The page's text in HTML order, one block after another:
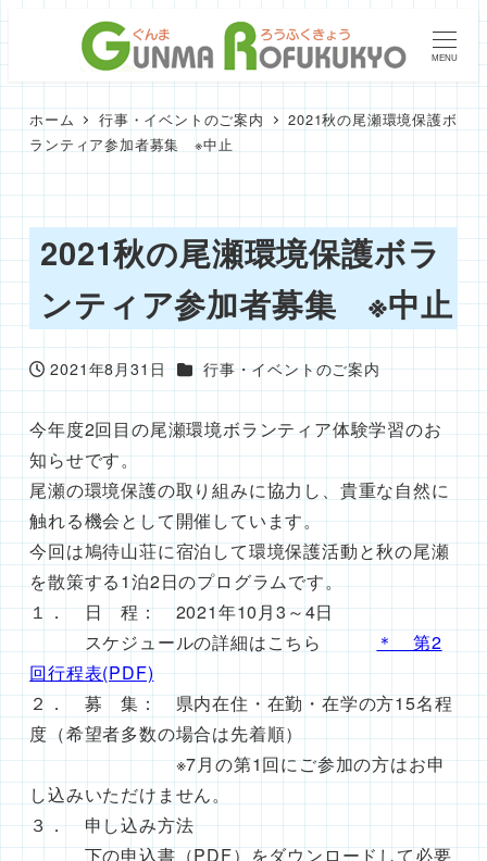
メ
ン
コ
テ
ツ
へ
動
MENU
ホーム 行事・イベントのご案内
2021秋の尾瀬環境保護ボ
ランティア参加者募集 ※中止
2021秋の尾瀬環境保護ボラ
ンティア参加者募集 ※中止
投稿日
2021年8月31日 カテゴリー
行事・イベントのご案内
今年度2回目の尾瀬環境ボランティア体験学習のお
知らせです。
尾瀬の環境保護の取り組みに協力し、貴重な自然に
触れる機会として開催しています。
今回は鳩待山荘に宿泊して環境保護活動と秋の尾瀬
を散策する1泊2日のプログラムです。
１． 日 程： 2021年10月3～4日
スケジュールの詳細はこちら
＊ 第2
回行程表(PDF)
２． 募 集： 県内在住・在勤・在学の方15名程
度（希望者多数の場合は先着順）
※7月の第1回にご参加の方はお申
し込みいただけません。
３． 申し込み方法
下の申込書（PDF）をダウンロードして必要